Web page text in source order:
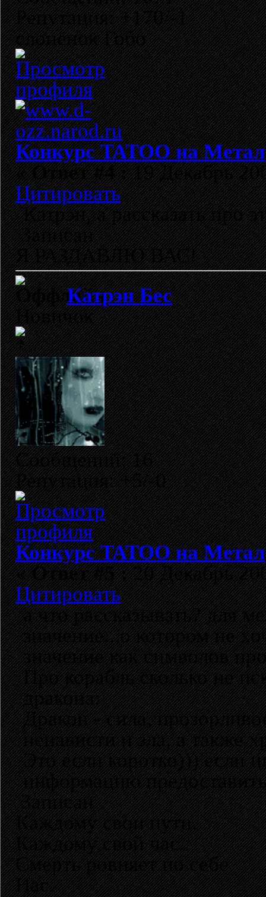
Репутация: +170/-1
слонёнок Гобо
Конкурс TATOO на
«Ответ #4 :19 Декабрь
Цитировать
Катрэн, а рассказать про
Записан
Я РАЗДАВЛЮ ВАС!
Катрэн Бес
Новичок
Сообщений: 16
Репутация: +5/-0
Конкурс TATOO на
«Ответ #5 :20 Декабрь
Цитировать
а что рассказывать? для
значение...о котором не
значение как символов
Про корабль сколько не
дракона:
Дракон - сила,
ненависти и зла, а также
Это если коротко))) если
информацию
Записан
Каждому свои пути,
Каждому свой час.
Смерть ровняет по себе
Нас.